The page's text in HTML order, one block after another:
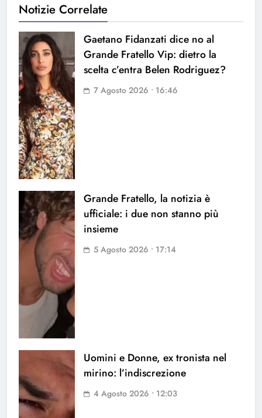
Notizie Correlate
Gaetano Fidanzati dice no al
Grande Fratello Vip: dietro la
scelta c’entra Belen Rodriguez?
7 Agosto 2026 • 16:46
Grande Fratello, la notizia è
ufficiale: i due non stanno più
insieme
5 Agosto 2026 • 17:14
Uomini e Donne, ex tronista nel
mirino: l’indiscrezione
4 Agosto 2026 • 12:03